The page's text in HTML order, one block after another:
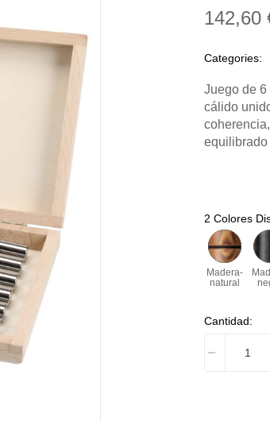
142,60
Categories:
Juego de
cálido
equilibrado
2 Colores
Madera-
natural
Cantidad: